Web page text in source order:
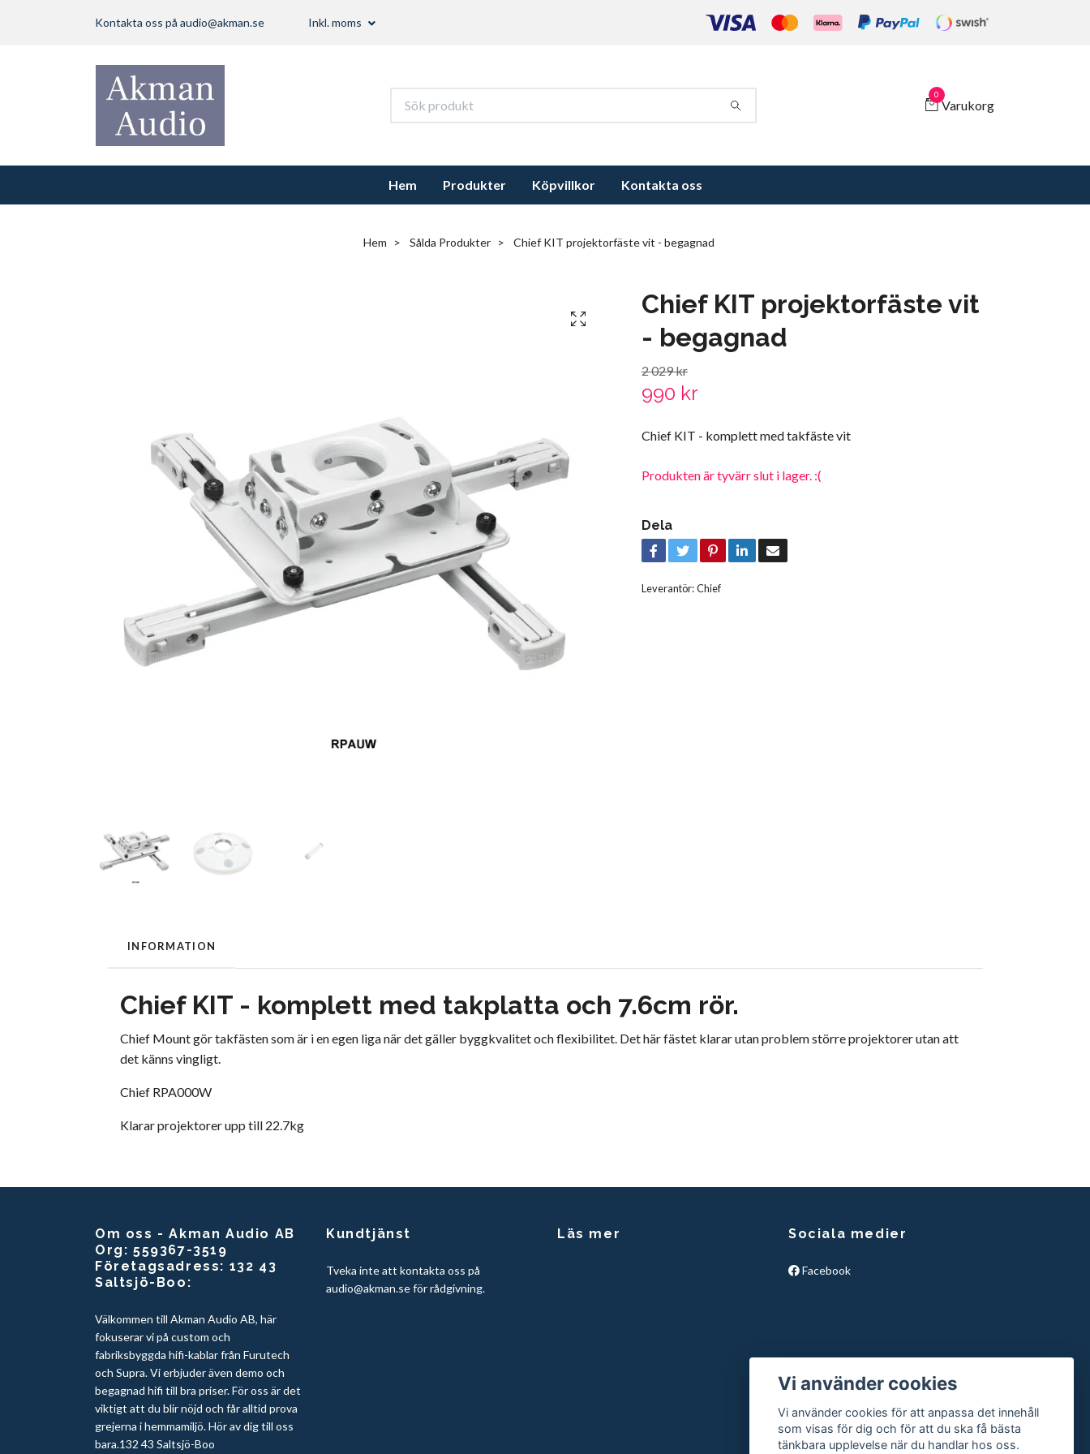
Kontakta oss på audio@akman.se Inkl. moms
0
Varukorg
Hem Produkter Köpvillkor Kontakta oss
Hem Sålda Produkter Chief KIT projektorfäste vit - begagnad
Chief KIT projektorfäste vit
- begagnad
2 029 kr
990 kr
Chief KIT - komplett med takfäste vit
Produkten är tyvärr slut i lager. :(
Dela
Leverantör:Chief
INFORMATION
Chief KIT - komplett med takplatta och 7.6cm rör.
Chief Mount gör takfästen som är i en egen liga när det gäller byggkvalitet och flexibilitet. Det här fästet klarar utan problem större projektorer utan att
det känns vingligt.
Chief RPA000W
Klarar projektorer upp till 22.7kg
Om oss - Akman Audio AB
Org: 559367-3519
Företagsadress: 132 43
Saltsjö-Boo:
Välkommen till Akman Audio AB, här
fokuserar vi på custom och
fabriksbyggda hifi-kablar från Furutech
och Supra. Vi erbjuder även demo och
begagnad hifi till bra priser. För oss är det
viktigt att du blir nöjd och får alltid prova
grejerna i hemmamiljö. Hör av dig till oss
bara.132 43 Saltsjö-Boo
Kundtjänst
Tveka inte att kontakta oss på
audio@akman.seför rådgivning.
Läs mer Sociala medier
Facebook
Vi använder cookies
Vi använder cookies för att anpassa det innehåll
som visas för dig och för att du ska få bästa
tänkbara upplevelse när du handlar hos oss.